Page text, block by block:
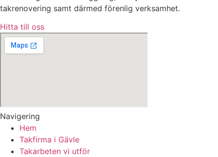
takrenovering samt därmed förenlig verksamhet.
Hitta till oss
Navigering
Hem
Takfirma i Gävle
Takarbeten vi utför